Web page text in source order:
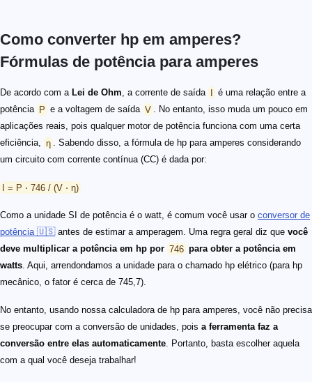
Como converter hp em amperes?
Fórmulas de potência para amperes
De acordo com a Lei de Ohm, a corrente de saída I é uma relação entre a
potência P e a voltagem de saída V . No entanto, isso muda um pouco em
aplicações reais, pois qualquer motor de potência funciona com uma certa
eficiência, η . Sabendo disso, a fórmula de hp para amperes considerando
um circuito com corrente contínua (CC) é dada por:
I = P ⋅ 746 / (V ⋅ η)
Como a unidade SI de potência é o watt, é comum você usar o conversor de
potência 🇺🇸antes de estimar a amperagem. Uma regra geral diz que você
deve multiplicar a potência em hp por 746 para obter a potência em
watts. Aqui, arrendondamos a unidade para o chamado hp elétrico (para hp
mecânico, o fator é cerca de 745,7).
No entanto, usando nossa calculadora de hp para amperes, você não precisa
se preocupar com a conversão de unidades, pois a ferramenta faz a
conversão entre elas automaticamente. Portanto, basta escolher aquela
com a qual você deseja trabalhar!